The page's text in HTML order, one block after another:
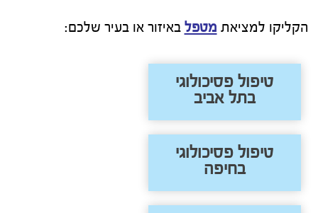
הקליקו למציאת מטפל באיזור או בעיר שלכם:
טיפול פסיכולוגי
בתל אביב
טיפול פסיכולוגי
בחיפה